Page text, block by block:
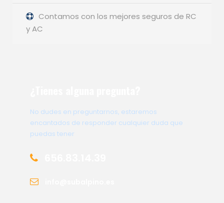
Contamos con los mejores seguros de RC
y AC
No dudes en preguntarnos, estaremos
encantados de responder cualquier duda que
puedas tener